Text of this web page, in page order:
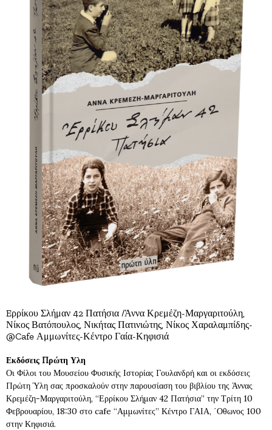
Eρρίκου Σλήμαν 42 Πατήσια /Άννα Κρεμέζη-Μαργαριτούλη,
Νίκος Βατόπουλος, Νικήτας Πατινιώτης, Νίκος Χαραλαμπίδης-
@Cafe Αμμωνίτες-Κέντρο Γαία-Κηφισιά
Εκδόσεις Πρώτη Υλη
Οι Φίλοι του Μουσείου Φυσικής Ιστορίας Γουλανδρή και οι εκδόσεις
Πρώτη Ύλη σας προσκαλούν στην παρουσίαση του βιβλίου της Άννας
Κρεμέζη-Μαργαριτούλη, “Ερρίκου Σλήμαν 42 Πατήσια” την Τρίτη 10
Φεβρουαρίου, 18:30 στο cafe “Αμμωνίτες” Κέντρο ΓΑΙΑ, ΄Οθωνος 100
στην Κηφισιά.